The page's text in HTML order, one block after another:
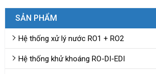
SẢN PHẨM
Hệ thống xử lý nước RO1 + RO2
Hệ thống khử khoáng RO-DI-EDI